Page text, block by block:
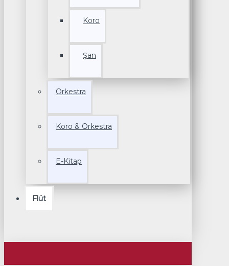
Koro
Şan
Orkestra
Koro & Orkestra
E-Kitap
Flüt